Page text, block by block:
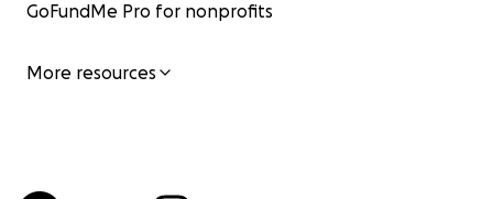
GoFundMe Pro for nonprofits
More resources